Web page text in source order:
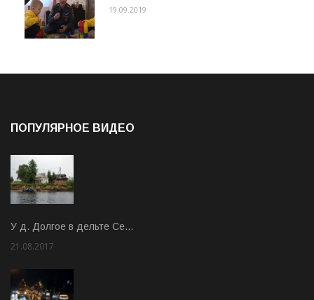
19.09.2019
ПОПУЛЯРНОЕ ВИДЕО
У д. Долгое в дельте Се…
21.08.2017